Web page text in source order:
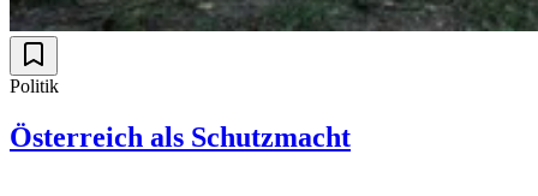
Politik
Österreich als Schutzmacht